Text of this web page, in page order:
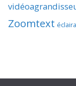
Zoomtext